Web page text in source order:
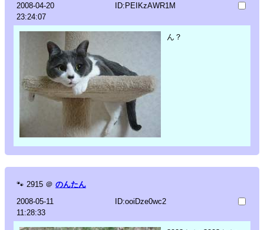
2008-04-20
23:24:07
ID:PEIKzAWR1M
ん？
🐾 2915 ＠ のんたん
2008-05-11
11:28:33
ID:ooiDze0wc2